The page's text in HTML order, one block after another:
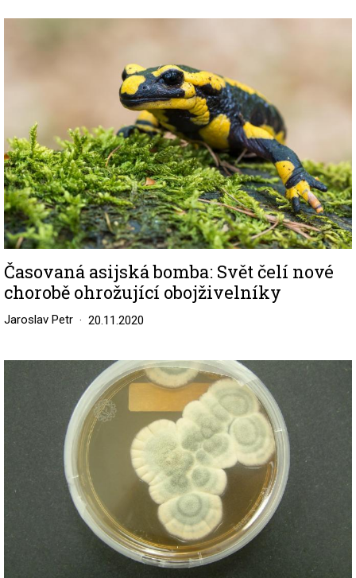
Časovaná asijská bomba: Svět čelí nové
chorobě ohrožující obojživelníky
Jaroslav Petr 20.11.2020